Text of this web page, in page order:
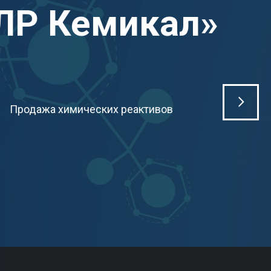
Кемикал»
Продажа химических реактивов